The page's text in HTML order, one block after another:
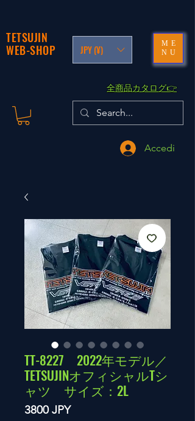
TETSUJIN
WEB-SHOP
JPY (¥)
ME
NU
​全商品カタログ👉
Accedi
TT-8227 2022年モデル／
TETSUJINオフィシャルTシ
ャツ サイズ：2L
3800 JPYPrezzo